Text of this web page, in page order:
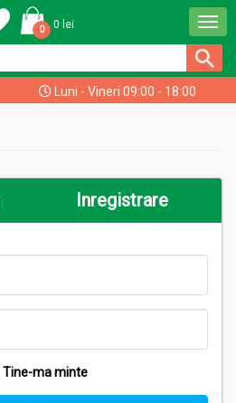
0 0 lei
Luni - Vineri 09:00 - 18:00
Inregistrare
Tine-ma minte